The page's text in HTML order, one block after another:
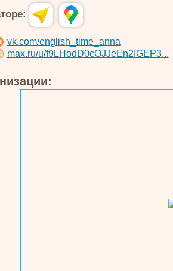
vk.com/english_time_anna
max.ru/u/f9LHodD0cOJJeEn2IGEP3...